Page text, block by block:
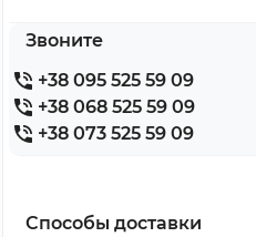
Звоните
+38 095 525 59 09
+38 068 525 59 09
+38 073 525 59 09
Способы доставки